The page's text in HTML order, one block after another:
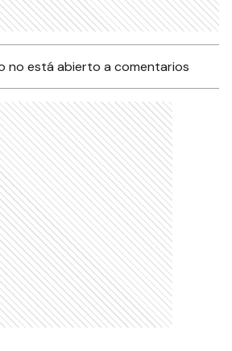
no está abierto a comentarios